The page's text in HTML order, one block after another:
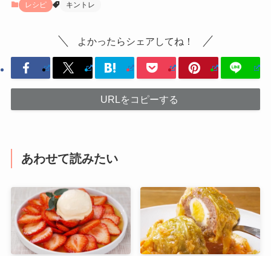
レシピ キントレ
よかったらシェアしてね！
URLをコピーする
あわせて読みたい